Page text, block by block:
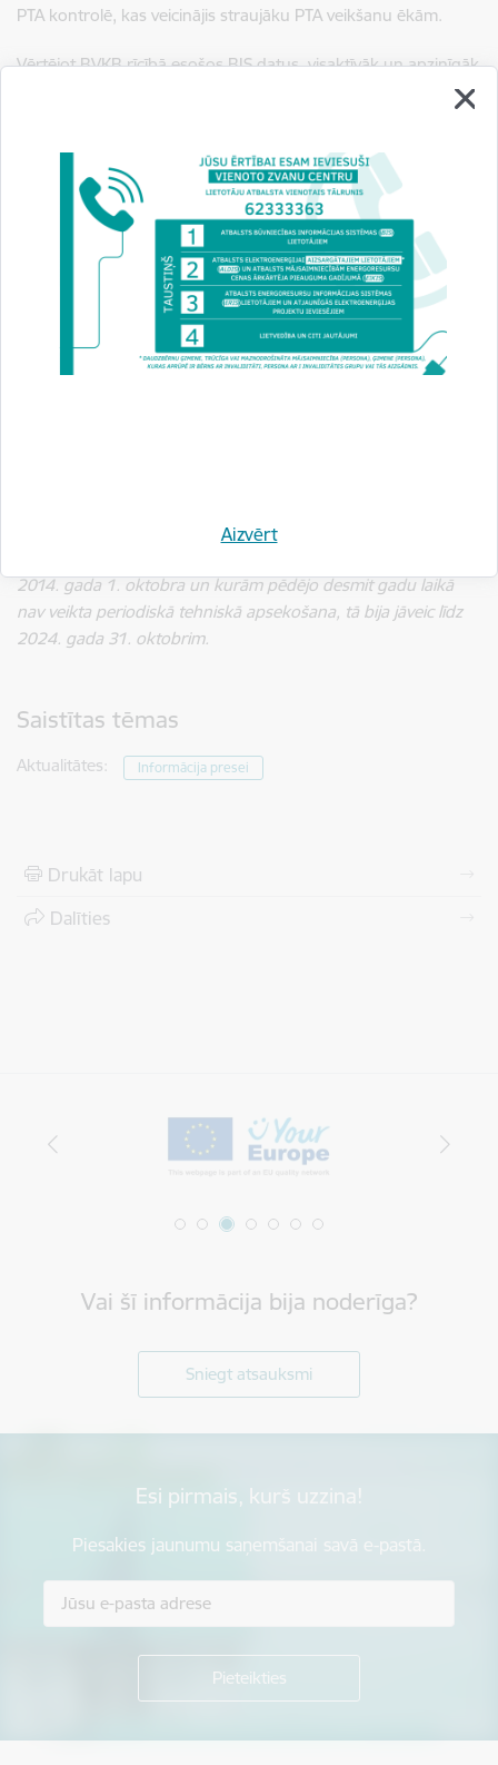
Aizvērt
PTA kontrolē, kas veicinājis straujāku PTA veikšanu ēkām.
Vērtējot BVKB rīcībā esošos BIS datus, visaktīvāk un apzinīgāk
pienākuma izpilde ir Krāslavas novadā (PTA ir veikts tikai 6%
ēku) un Balvu novadā (9%). Rīgas administratīvajā teritorijā
esošajām izglītības iestāžu ēkām periodiskā apsekošana ir
veikta 44% ēku.
BVKB atgādina - par trešās grupas publisku ēku
neapsekošanu paredzēta administratīvā atbildība: brīdinājums
vai naudas sods līdz 125 eiro fiziskām personām un līdz 500
eiro juridiskām personām.
būvnormatīvs LBN 405-21” 30. punktu, otrās un trešās
2014. gada 1. oktobra un kurām pēdējo desmit gadu laikā
nav veikta periodiskā tehniskā apsekošana, tā bija jāveic līdz
2024. gada 31. oktobrim.
Saistītas tēmas
Aktualitātes: Informācija presei
Drukāt lapu
Dalīties
Vai šī informācija bija noderīga?
Sniegt atsauksmi
Esi pirmais, kurš uzzina!
Piesakies jaunumu saņemšanai savā e-pastā.